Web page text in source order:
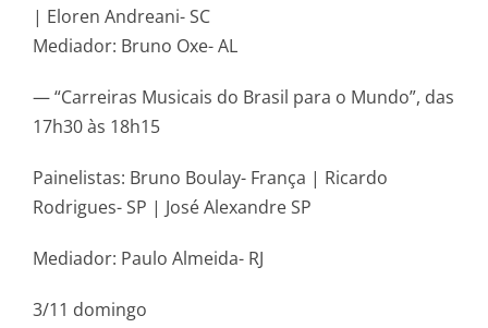
| Eloren Andreani- SC
Mediador: Bruno Oxe- AL
— “Carreiras Musicais do Brasil para o Mundo”, das
17h30 às 18h15
Painelistas: Bruno Boulay- França | Ricardo
Rodrigues- SP | José Alexandre SP
Mediador: Paulo Almeida- RJ
3/11 domingo